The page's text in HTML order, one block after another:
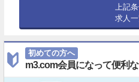
上記
求人
初めての方へ
m3.com会員になって便利